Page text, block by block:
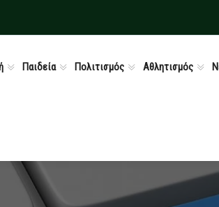
Παιδεία Πολιτισμός Αθλητισμός